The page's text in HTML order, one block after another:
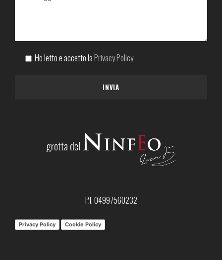
Ho letto e accetto laPrivacy Policy
P.I. 04997560232
Privacy Policy Cookie Policy